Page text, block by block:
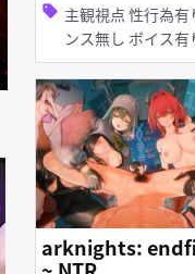
sell 主観視点 性行為有り ダ
ンス無し ボイス有り 寝
取り・寝取られ
乱 マイクロ水着 足コキ
アヘ顔 お漏らし・潮吹き
素股 手コキ 乱交
arknights: